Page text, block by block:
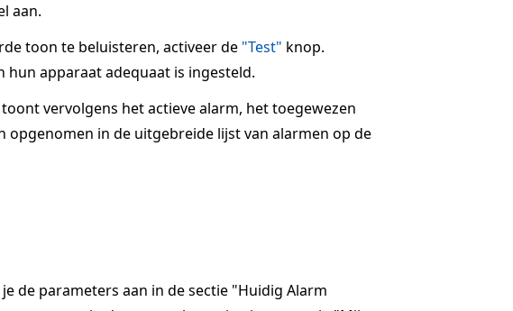
aan.
toon te beluisteren, activeer de "Test" knop.
apparaat adequaat is ingesteld.
vervolgens het actieve alarm, het toegewezen
in de uitgebreide lijst van alarmen op de
de parameters aan in de sectie "Huidig Alarm